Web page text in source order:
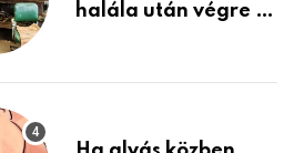
halála után végre át
holmiját – amit